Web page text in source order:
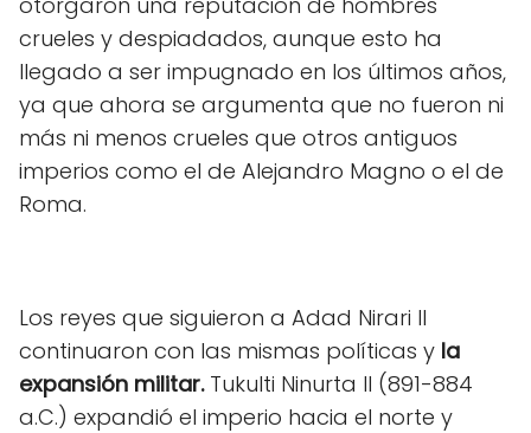
crueles y despiadados, aunque esto ha
llegado a ser impugnado en los últimos años,
ya que ahora se argumenta que no fueron ni
más ni menos crueles que otros antiguos
imperios como el de Alejandro Magno o el de
Roma.
Los reyes que siguieron a Adad Nirari II
continuaron con las mismas políticas y la
expansión militar.Tukulti Ninurta II (891-884
a.C.) expandió el imperio hacia el norte y